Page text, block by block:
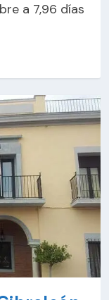
a 7,96 días